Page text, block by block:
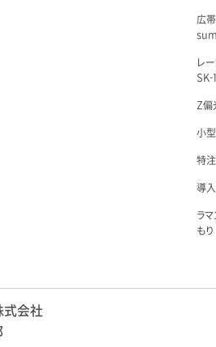
広
レ
SK-
Z偏
小
特
導
ラ
もり
式会社